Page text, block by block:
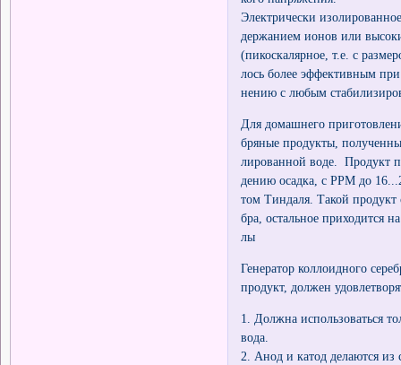
Электрически
держанием ионов или
(пикоскалярное, т.е. с
лось более эффективным
нению с любым
Для домашнего
бряные продукты,
лированной воде. Продукт
дению осадка, с PPM до
том Тиндаля. Такой
бра, остальное приходится
лы
Генератор коллоидного
продукт, должен
1. Должна использоваться
вода.
2. Анод и катод делаются из